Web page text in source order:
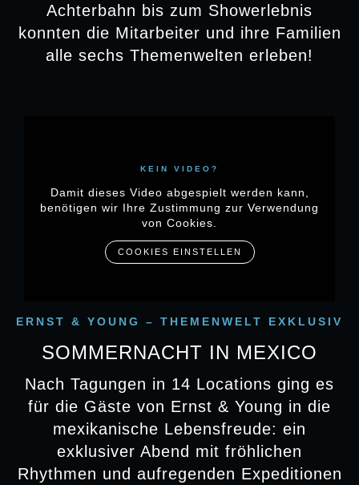
ÜBERNACHTUNGSMÖGLICHKEITEN
Lassen Sie den Tag ausklingen – mit
Dekoration: Wir stehen an Ihrer Seite –
mit ganzheitlicher Beratung und
Hand – jedes Detail abgestimmt.
Achterbahn bis zum Showerlebnis
konnten die Mitarbeiter und ihre Familien
alle sechs Themenwelten erleben!
KEIN VIDEO?
Damit dieses Video abgespielt werden kann,
benötigen wir Ihre Zustimmung zur Verwendung
von Cookies.
COOKIES EINSTELLEN
ERNST & YOUNG – THEMENWELT EXKLUSIV
SOMMERNACHT IN MEXICO
Nach Tagungen in 14 Locations ging es
für die Gäste von Ernst & Young in die
mexikanische Lebensfreude: ein
exklusiver Abend mit fröhlichen
Rhythmen und aufregenden Expeditionen